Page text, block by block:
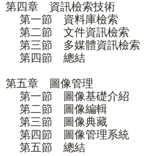
第四章 資訊檢索技術
第一節 資料庫檢索
第二節 文件資訊檢索
第三節 多媒體資訊檢索
第四節 總結
第五章 圖像管理
第一節 圖像基礎介紹
第二節 圖像編輯
第三節 圖像典藏
第四節 圖像管理系統
第五節 總結